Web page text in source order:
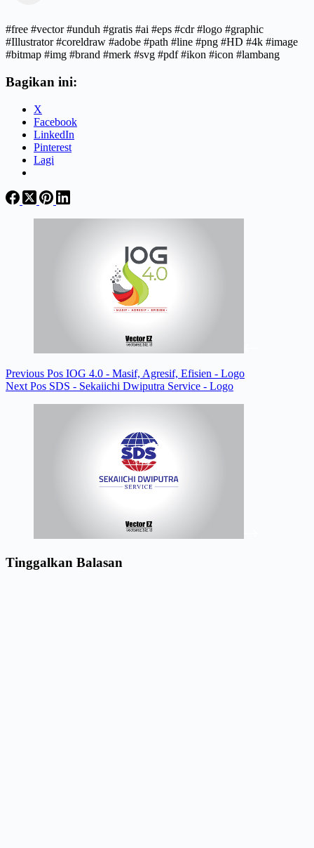
#free #vector #unduh #gratis #ai #eps #cdr #logo #graphic
#Illustrator #coreldraw #adobe #path #line #png #HD #4k #image
#bitmap #img #brand #merk #svg #pdf #ikon #icon #lambang
Bagikan ini:
X
Facebook
LinkedIn
Pinterest
Lagi
Previous Pos IOG 4.0 - Masif, Agresif, Efisien - Logo
Next Pos SDS - Sekaiichi Dwiputra Service - Logo
Tinggalkan Balasan